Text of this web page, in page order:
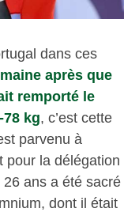
dans ces
après que
remporté le
kg, c’est cette
parvenu à
pour la délégation
ans a été sacré
dont il était